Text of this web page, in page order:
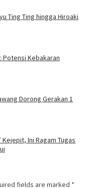
Ting Ting hingga Hiroaki
Potensi Kebakaran
Dorong Gerakan 1
Kejepit, Ini Ragam Tugas
fields are marked *